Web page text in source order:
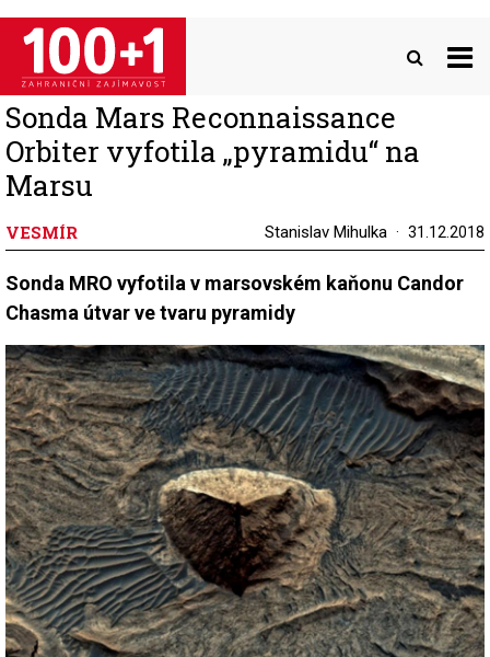
Přejít
hlavnímu
obsahu
Sonda Mars Reconnaissance
Orbiter vyfotila „pyramidu“ na
Marsu
VESMÍR Stanislav Mihulka 31.12.2018
Sonda MRO vyfotila v marsovském kaňonu Candor
Chasma útvar ve tvaru pyramidy